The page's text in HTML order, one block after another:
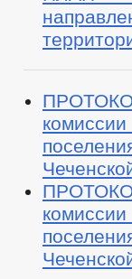
ПРОЕКТЫ К
ПОРЯДОК
БЮДЖЕТ
ОТЧЕТ
ПЕРЕЧЕНЬ
КОНТРОЛЮ
ПЕРЕЧЕНЬ НПА